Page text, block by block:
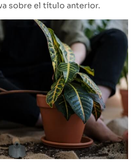
sobre el título anterior.